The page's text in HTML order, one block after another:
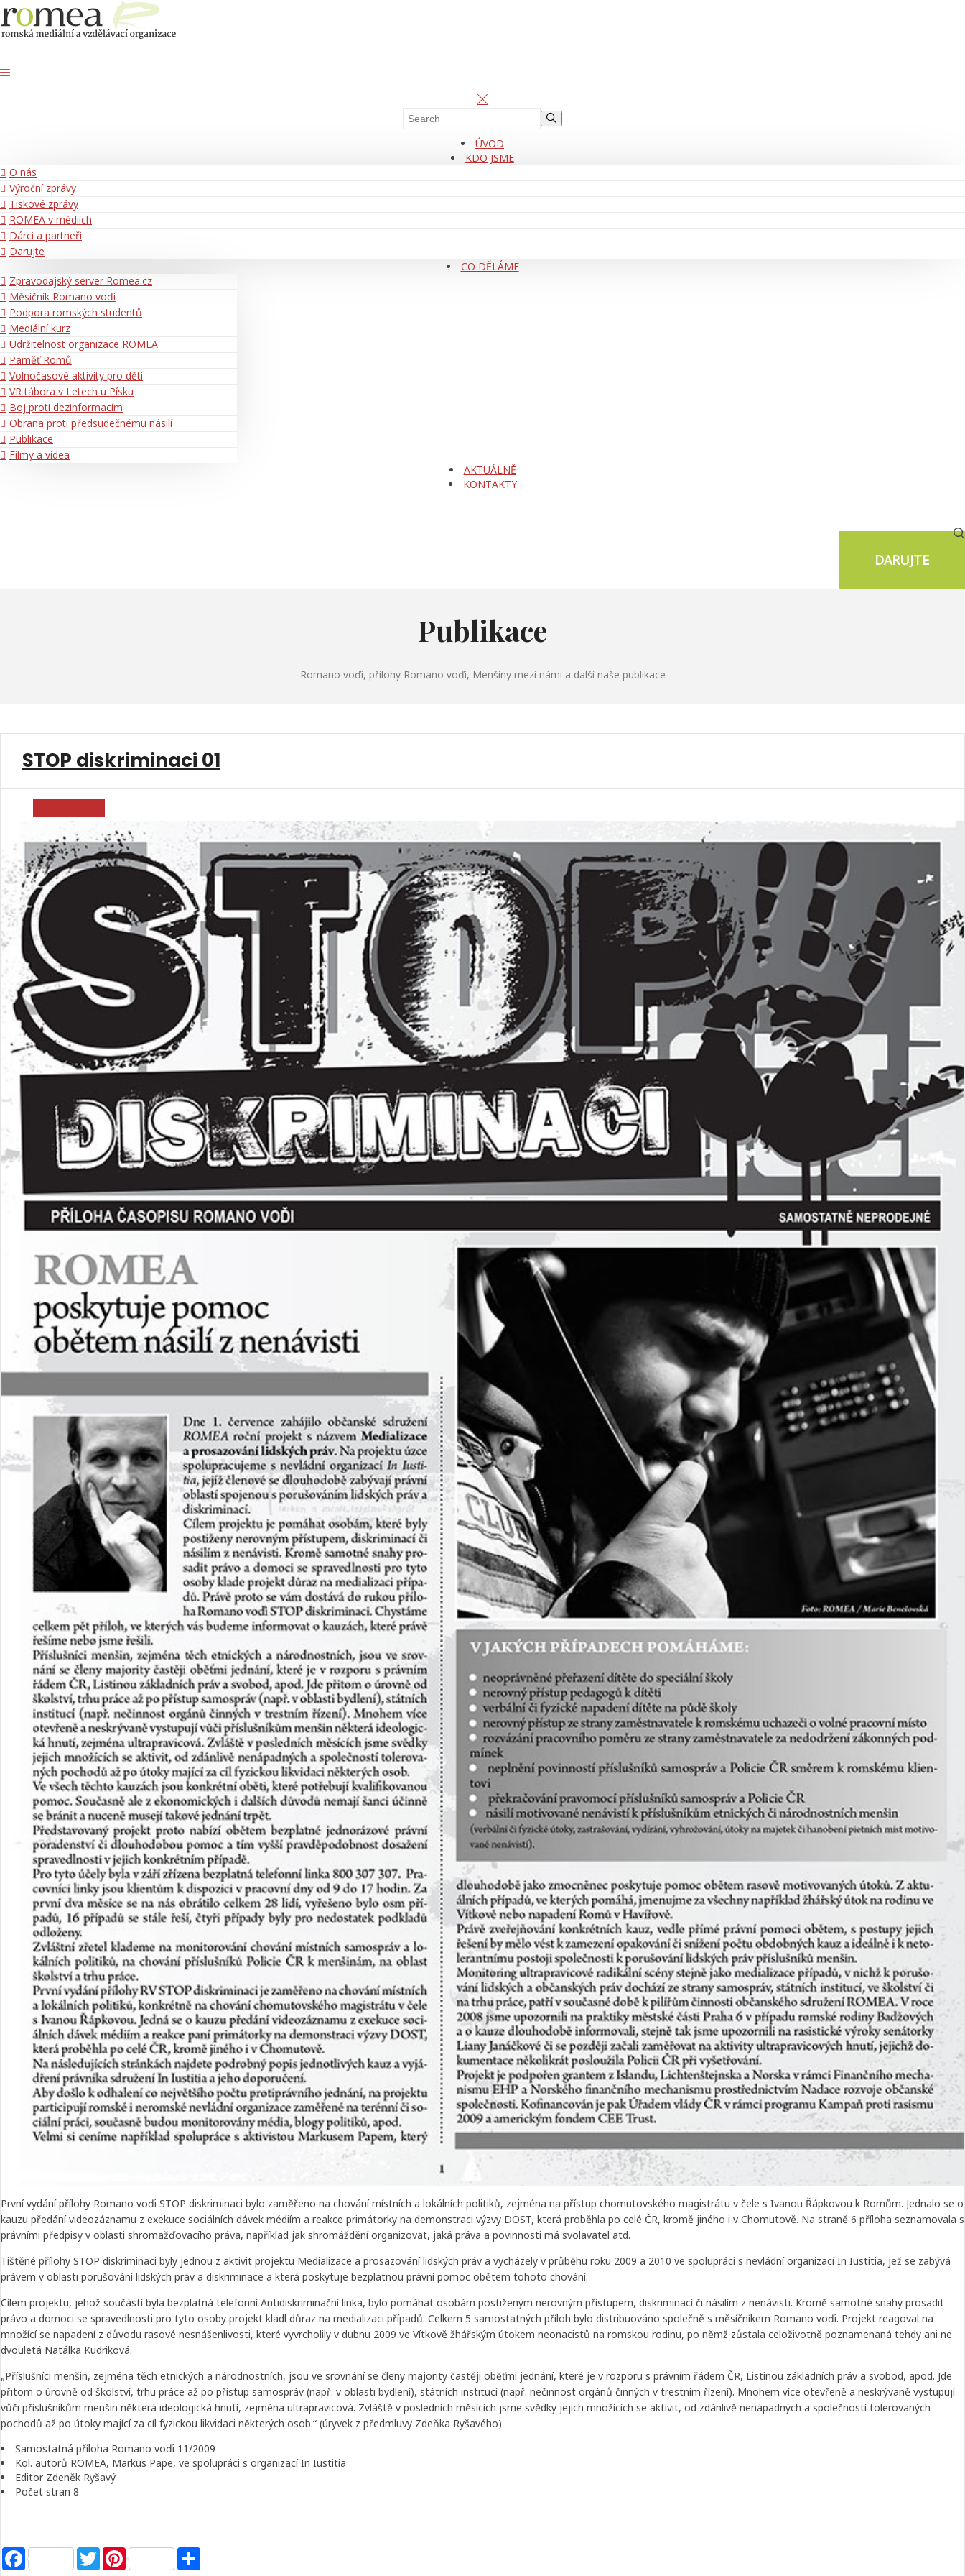
ÚVOD
KDO JSME
O nás
Výroční zprávy
Tiskové zprávy
ROMEA v médiích
Dárci a partneři
Darujte
CO DĚLÁME
Zpravodajský server Romea.cz
Měsíčník Romano voďi
Podpora romských studentů
Mediální kurz
Udržitelnost organizace ROMEA
Paměť Romů
Volnočasové aktivity pro děti
VR tábora v Letech u Písku
Boj proti dezinformacím
Obrana proti předsudečnému násilí
Publikace
Filmy a videa
AKTUÁLNĚ
KONTAKTY
DARUJTE
Publikace
Romano voďi, přílohy Romano voďi, Menšiny mezi námi a další naše publikace
STOP diskriminaci 01
První vydání přílohy Romano voďi STOP diskriminaci bylo zaměřeno na chování místních a lokálních politiků, zejména na přístup chomutovského magistrátu v čele s Ivanou Řápkovou k Romům. Jednalo se o
kauzu předání videozáznamu z exekuce sociálních dávek médiím a reakce primátorky na demonstraci výzvy DOST, která proběhla po celé ČR, kromě jiného i v Chomutově. Na straně 6 příloha seznamovala s
právními předpisy v oblasti shromažďovacího práva, například jak shromáždění organizovat, jaká práva a povinnosti má svolavatel atd.
Tištěné přílohy STOP diskriminaci byly jednou z aktivit projektu Medializace a prosazování lidských práv a vycházely v průběhu roku 2009 a 2010 ve spolupráci s nevládní organizací In Iustitia, jež se zabývá
právem v oblasti porušování lidských práv a diskriminace a která poskytuje bezplatnou právní pomoc obětem tohoto chování.
Cílem projektu, jehož součástí byla bezplatná telefonní Antidiskriminační linka, bylo pomáhat osobám postiženým nerovným přístupem, diskriminací či násilím z nenávisti. Kromě samotné snahy prosadit
právo a domoci se spravedlnosti pro tyto osoby projekt kladl důraz na medializaci případů. Celkem 5 samostatných příloh bylo distribuováno společně s měsíčníkem Romano voďi. Projekt reagoval na
množící se napadení z důvodu rasové nesnášenlivosti, které vyvrcholily v dubnu 2009 ve Vítkově žhářským útokem neonacistů na romskou rodinu, po němž zůstala celoživotně poznamenaná tehdy ani ne
dvouletá Natálka Kudriková.
„Příslušníci menšin, zejména těch etnických a národnostních, jsou ve srovnání se členy majority častěji oběťmi jednání, které je v rozporu s právním řádem ČR, Listinou základních práv a svobod, apod. Jde
přitom o úrovně od školství, trhu práce až po přístup samospráv (např. v oblasti bydlení), státních institucí (např. nečinnost orgánů činných v trestním řízení). Mnohem více otevřeně a neskrývaně vystupují
vůči příslušníkům menšin některá ideologická hnutí, zejména ultrapravicová. Zvláště v posledních měsících jsme svědky jejich množících se aktivit, od zdánlivě nenápadných a společností tolerovaných
pochodů až po útoky mající za cíl fyzickou likvidaci některých osob.“ (úryvek z předmluvy Zdeňka Ryšavého)
Samostatná příloha Romano voďi 11/2009
Kol. autorů ROMEA, Markus Pape, ve spolupráci s organizací In Iustitia
Editor Zdeněk Ryšavý
Počet stran 8
Facebook TwitterPinterest